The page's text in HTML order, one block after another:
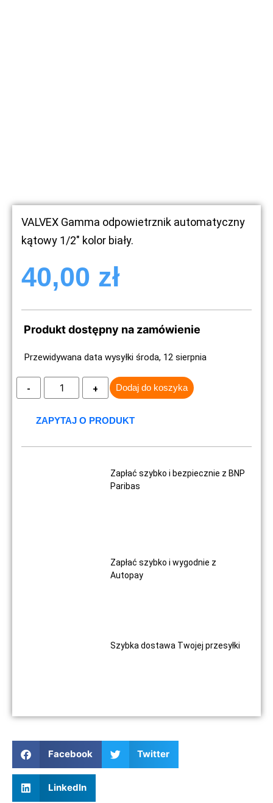
Facebook Twitter
LinkedIn
VALVEX Gamma odpowietrznik automatyczny
kątowy 1/2″ kolor biały.
40,00 zł
Produkt dostępny na zamówienie
Przewidywana data wysyłki środa, 12 sierpnia
Dodaj do koszyka
ZAPYTAJ O PRODUKT
Zapłać szybko i bezpiecznie z BNP
Paribas
Zapłać szybko i wygodnie z
Autopay
Szybka dostawa Twojej przesyłki